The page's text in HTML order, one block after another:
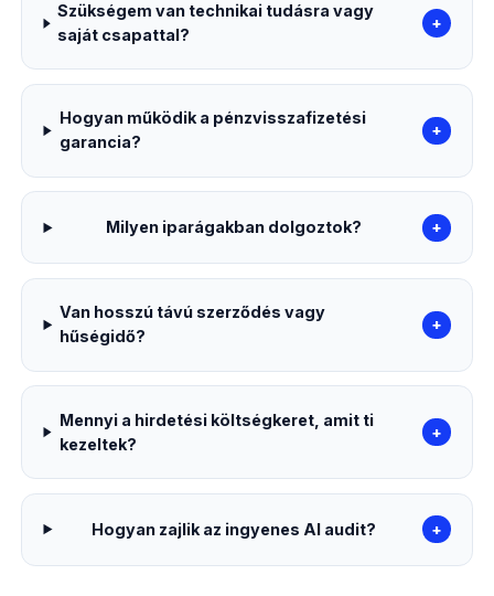
Szükségem van technikai tudásra vagy
saját csapattal?
+
Hogyan működik a pénzvisszafizetési
garancia?
+
Milyen iparágakban dolgoztok? +
Van hosszú távú szerződés vagy
hűségidő?
+
Mennyi a hirdetési költségkeret, amit ti
kezeltek?
+
Hogyan zajlik az ingyenes AI audit? +